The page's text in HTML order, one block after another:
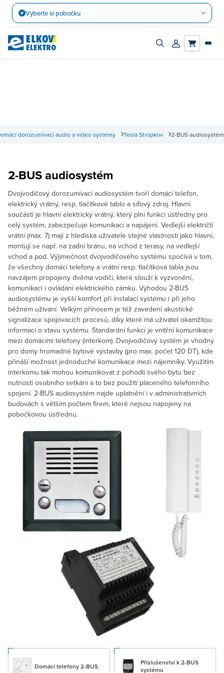
Přejít
obsah
Vyberte si pobočku
Zapnout/vypnout
Přihlásit/
2-BUS audiosystém
Tesla Stropkov
dorozumívací audio a video systémy
2-BUS audiosystém
Dvojvodičový dorozumívací audiosystém tvoří domácí telefon,
elektrický vrátný, resp. tlačítkové tablo a síťový zdroj. Hlavní
součástí je hlavní elektrický vrátný, který plní funkci ústředny pro
celý systém, zabezpečuje komunikaci a napájení. Vedlejší električtí
vrátní (max. 7) mají z hlediska uživatele stejné vlastnosti jako hlavní,
montují se např. na zadní bránu, na vchod z terasy, na vedlejší
vchod a pod. Výjimečnost dvojvodičového systému spočívá v tom,
že všechny domácí telefony a vrátní resp. tlačítková tabla jsou
navzájem propojeny dvěma vodiči, které slouží k vyzvonění,
komunikaci i ovládání elektrického zámku. Výhodou 2-BUS
audiosystému je vyšší komfort při instalaci systému i při jeho
běžném užívání. Velkým přínosem je též zavedení akustické
signalizace spojovacích procesů, díky které má uživatel okamžitou
informaci o stavu systému. Standardní funkcí je vnitřní komunikace
mezi domácími telefony (interkom). Dvojvodičový systém je vhodný
pro domy hromadné bytové výstavby (pro max. počet 120 DT), kde
přináší možnost jednoduché komunikace mezi nájemníky. Využitím
interkomu tak mohou komunikovat z pohodlí svého bytu bez
nutnosti osobního setkání a to bez použití placeného telefonního
spojení. 2-BUS audiosystém najde uplatnění i v administrativních
budovách s větším počtem firem, které nejsou napojeny na
pobočkovou ústřednu.
Domácí telefony 2-BUS
Příslušenství k 2-BUS
systému